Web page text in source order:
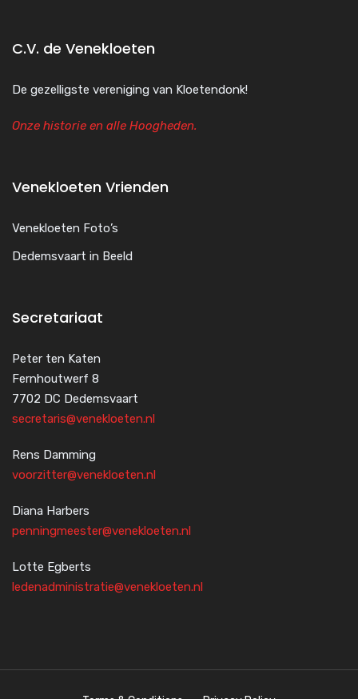
C.V. de Venekloeten
De gezelligste vereniging van Kloetendonk!
Onze historie en alle Hoogheden.
Venekloeten Vrienden
Venekloeten Foto’s
Dedemsvaart in Beeld
Secretariaat
Peter ten Katen
Fernhoutwerf 8
7702 DC Dedemsvaart
secretaris@venekloeten.nl
Rens Damming
voorzitter@venekloeten.nl
Diana Harbers
penningmeester@venekloeten.nl
Lotte Egberts
ledenadministratie@venekloeten.nl